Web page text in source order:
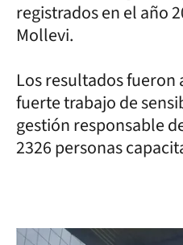
registrados en el año
Mollevi.
Los resultados
fuerte trabajo de
gestión responsable
2326 personas